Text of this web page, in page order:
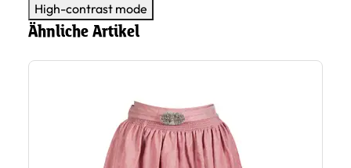
High-contrast mode
Ähnliche Artikel